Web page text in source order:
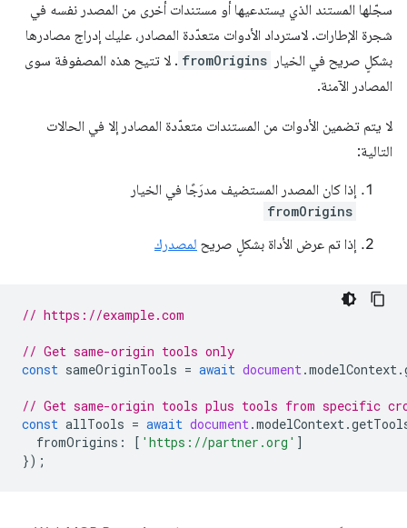
سجّلها المستند الذي يستدعيها أو مستندات أخرى من المصدر نفسه في
شجرة الإطارات. لاسترداد الأدوات متعدّدة المصادر، عليك إدراج مصادرها
بشكلٍ صريح في الخيار fromOrigins . لا تتيح هذه المصفوفة سوى
المصادر الآمنة.
لا يتم تضمين الأدوات من المستندات متعدّدة المصادر إلا في الحالات
التالية:
إذا كان المصدر المستضيف مدرَجًا في الخيار
fromOrigins
إذا تم عرض الأداة بشكلٍ صريح لمصدرك
// https://example.com
// Get same-origin tools only
const sameOriginTools = await document.modelContext.
// Get same-origin tools plus tools from specific
const allTools = await document.modelContext.
fromOrigins : [ 'https://partner.org' ]
});